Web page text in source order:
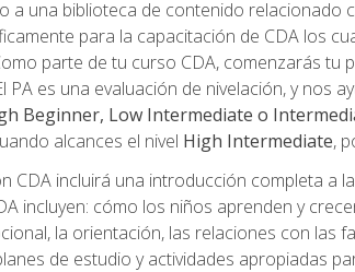
a una biblioteca de contenido
para la capacitación de CDA los
parte de tu curso CDA, comenzarás
PA es una evaluación de nivelación, y nos
Beginner, Low Intermediate o
alcances el nivel High Intermediate,
CDA incluirá una introducción completa a
incluyen: cómo los niños aprenden y
la orientación, las relaciones con las
de estudio y actividades apropiadas